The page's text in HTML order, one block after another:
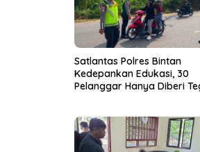
Satlantas Polres Bintan
Kedepankan Edukasi, 30
Pelanggar Hanya Diberi